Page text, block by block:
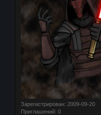
Зарегистрирован: 2009-09-20
Приглашений: 0